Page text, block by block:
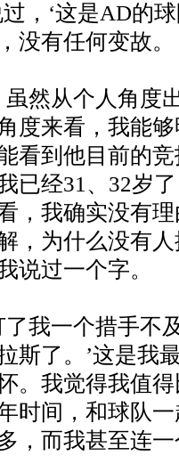
，‘这是AD的
没有任何变故。
从个人角度
度来看，我能
看到他目前的
已经31、32岁
，我确实没有
，为什么没有
说过一个字。
一个措手不及
斯了。’这是我
。我觉得我值
时间，和球队
，而我甚至连